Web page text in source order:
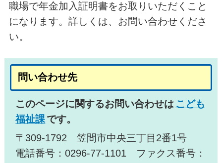
職場で年金加入証明書をお取りいただくこと
になります。詳しくは、お問い合わせくださ
い。
問い合わせ先
このページに関するお問い合わせは こども
福祉課です。
〒309-1792 笠間市中央三丁目2番1号
電話番号：0296-77-1101 ファクス番号：